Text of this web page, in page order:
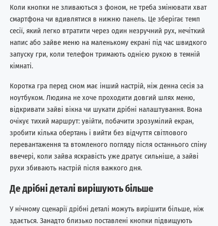
Коли кнопки не зливаються з фоном, не треба змінювати хват
смартфона чи вдивлятися в нижню панель. Це зберігає темп
сесії, який легко втратити через один незручний рух, нечіткий
напис або зайве меню на маленькому екрані під час швидкого
запуску гри, коли телефон тримають однією рукою в темній
кімнаті.
Коротка гра перед сном має інший настрій, ніж денна сесія за
ноутбуком. Людина не хоче проходити довгий шлях меню,
відкривати зайві вікна чи шукати дрібні налаштування. Вона
очікує тихий маршрут: увійти, побачити зрозумілий екран,
зробити кілька обертань і вийти без відчуття світлового
перевантаження та втомленого погляду після останнього спіну
ввечері, коли зайва яскравість уже дратує сильніше, а зайві
рухи збивають настрій після важкого дня.
Де дрібні деталі вирішують більше
У нічному сценарії дрібні деталі можуть вирішити більше, ніж
здається. Занадто близько поставлені кнопки підвищують